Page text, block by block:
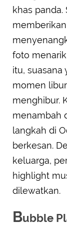
khas
foto
itu,
momen
menghibur.
menambah
langkah di
berkesan.
keluarga,
highlight
dilewatkan.
Bubble